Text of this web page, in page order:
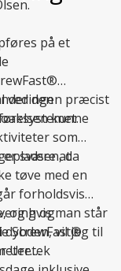
på et
præcist
ved den
kunne
som
da
er svære at
tøve med en
forholdsvis
og hvis man står
vil jeg til
Uretek
og
ScrewFast®